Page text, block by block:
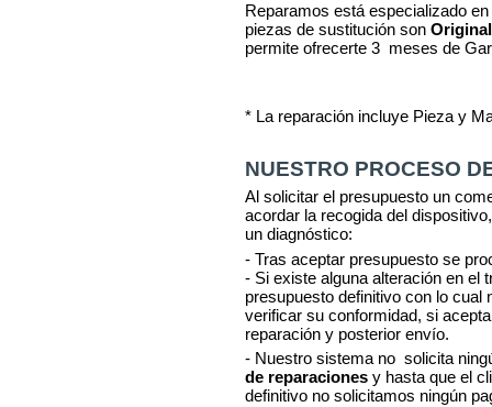
Reparamos está especializado
piezas de sustitución son
permite ofrecerte 3 meses de
* La reparación incluye Pieza y
NUESTRO PROCESO
Al solicitar el presupuesto un
acordar la recogida del
un diagnóstico:
- Tras aceptar presupuesto se
- Si existe alguna alteración en el
presupuesto definitivo con lo
verificar su conformidad, si
reparación y posterior envío.
- Nuestro sistema no solicita
de reparaciones y hasta que el
definitivo no solicitamos ningún